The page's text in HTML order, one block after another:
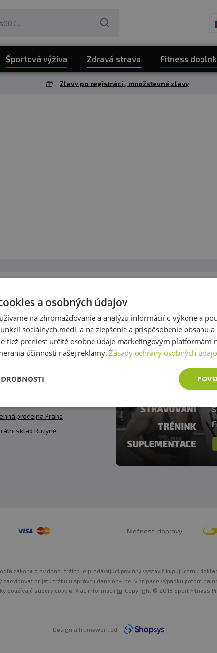
Športová výživa Zdravá strava Fitness
Zľavy po registrácii, množstevné zľavy
máme za 6 789 pozitívnych
Viac
prodejna Praha
sklad Ruzyně
Možnosti dopravy:
zákona o evidencii tržieb je predávajúci povinný vystaviť kupujúcemu
zaevidovať prijatú tržbu u správcu dane on-line, v prípade výpadku potom
používajú súbory cookie. Viac informácií tu . Copyright © 2018 Sport Fitness
Design a framework od
a osobných údajov
na zhromažďovanie a analýzu informácií o výkone a
sociálnych médií a na zlepšenie a prispôsobenie obsahu a
tiež preniesť určité osobné údaje marketingovým platformám
účinnosti našej reklamy. Zásady ochrany osobných